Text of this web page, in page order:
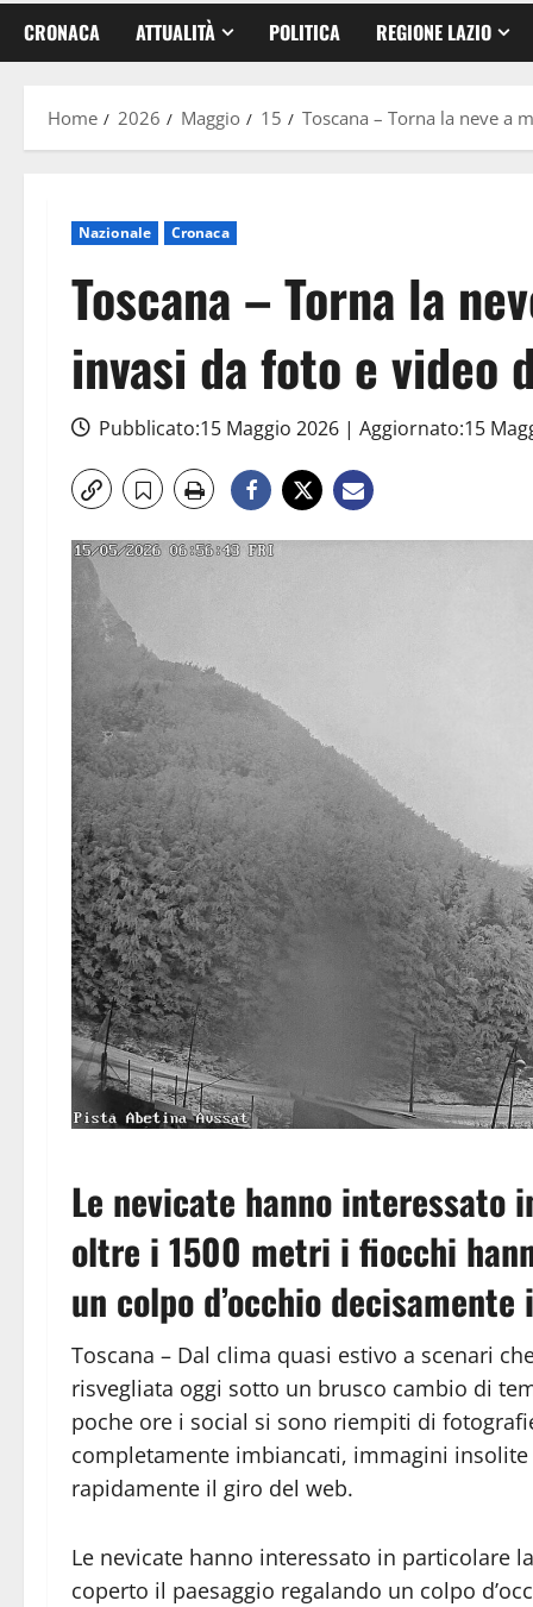
CRONACA ATTUALITÀ POLITICA REGIONE LAZIO
Home 2026 Maggio 15 Toscana – Torna la neve a
Nazionale Cronaca
Toscana – Torna la
invasi da foto e video
Pubblicato:15 Maggio 2026 | Aggiornato:15
Le nevicate hanno interessato
oltre i 1500 metri i fiocchi
un colpo d’occhio decisamente
Toscana – Dal clima quasi estivo a scenari
risvegliata oggi sotto un brusco cambio di
poche ore i social si sono riempiti di
completamente imbiancati, immagini
rapidamente il giro del web.
Le nevicate hanno interessato in particolare
coperto il paesaggio regalando un colpo